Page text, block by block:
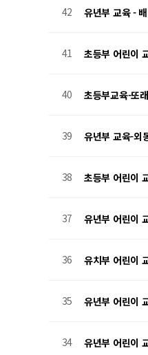
42 유년부 교육 -
41 초등부 어린이
40 초등부교육-또
39 유년부 교육-외
38 초등부 어린이
37 유년부 어린이
36 유치부 어린이
35 유년부 어린이
34 유년부 어린이